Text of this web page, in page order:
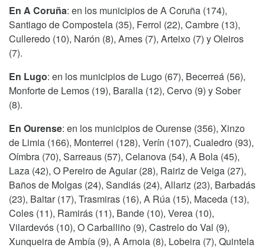
En A Coruña: en los municipios de A Coruña (174),
Santiago de Compostela (35), Ferrol (22), Cambre (13),
Culleredo (10), Narón (8), Ames (7), Arteixo (7) y Oleiros
(7).
En Lugo: en los municipios de Lugo (67), Becerreá (56),
Monforte de Lemos (19), Baralla (12), Cervo (9) y Sober
(8).
En Ourense: en los municipios de Ourense (356), Xinzo
de Limia (166), Monterrei (128), Verín (107), Cualedro (93),
Oímbra (70), Sarreaus (57), Celanova (54), A Bola (45),
Laza (42), O Pereiro de Aguiar (28), Rairiz de Veiga (27),
Baños de Molgas (24), Sandiás (24), Allariz (23), Barbadás
(23), Baltar (17), Trasmiras (16), A Rúa (15), Maceda (13),
Coles (11), Ramirás (11), Bande (10), Verea (10),
Vilardevós (10), O Carballiño (9), Castrelo do Val (9),
Xunqueira de Ambía (9), A Arnoia (8), Lobeira (7), Quintela